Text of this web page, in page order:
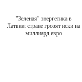
"Зеленая" энергетика в
Латвии: стране грозят иски на
миллиард евро